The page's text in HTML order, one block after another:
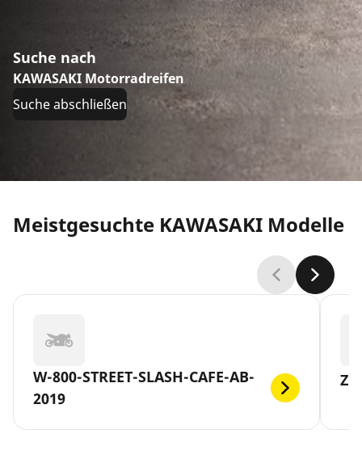
Suche nach
KAWASAKI Motorradreifen
Suche abschließen
Meistgesuchte KAWASAKI Modelle
W-800-STREET-SLASH-CAFE-AB-
2019
Z-